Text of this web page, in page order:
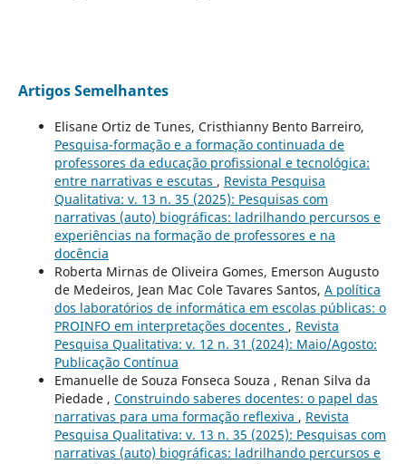
Artigos Semelhantes
Elisane Ortiz de Tunes, Cristhianny Bento Barreiro,
Pesquisa-formação e a formação continuada de
professores da educação profissional e tecnológica:
entre narrativas e escutas , Revista Pesquisa
Qualitativa: v. 13 n. 35 (2025): Pesquisas com
narrativas (auto) biográficas: ladrilhando percursos e
experiências na formação de professores e na
docência
Roberta Mirnas de Oliveira Gomes, Emerson Augusto
de Medeiros, Jean Mac Cole Tavares Santos, A política
dos laboratórios de informática em escolas públicas: o
PROINFO em interpretações docentes , Revista
Pesquisa Qualitativa: v. 12 n. 31 (2024): Maio/Agosto:
Publicação Contínua
Emanuelle de Souza Fonseca Souza , Renan Silva da
Piedade , Construindo saberes docentes: o papel das
narrativas para uma formação reflexiva , Revista
Pesquisa Qualitativa: v. 13 n. 35 (2025): Pesquisas com
narrativas (auto) biográficas: ladrilhando percursos e